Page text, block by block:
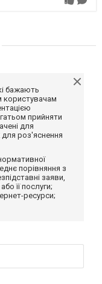
бажають
користувачам
прийняти
для
для роз'яснення
порівняння з
заяви,
її послуги;
ресурси;